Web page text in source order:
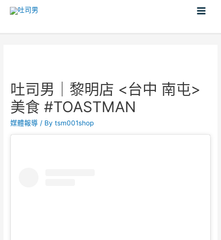
吐司男｜黎明店 <台中 南屯>
美食 #TOASTMAN
媒體報導 / Bytsm001shop